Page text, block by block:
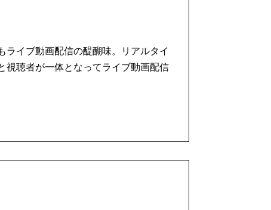
ライブ動画配信の醍醐味。リアルタイ
視聴者が一体となってライブ動画配信